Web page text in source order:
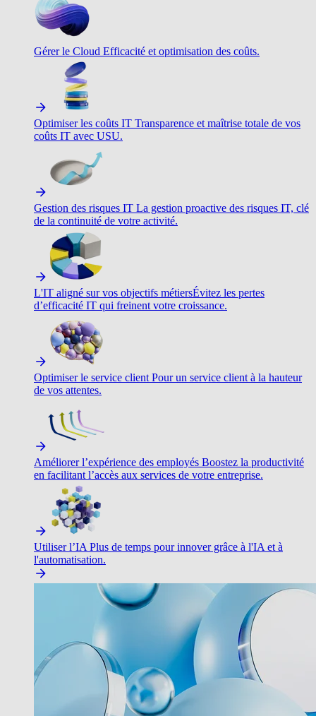
Gérer le Cloud Efficacité et optimisation des coûts.
Optimiser les coûts IT Transparence et maîtrise totale de vos
coûts IT avec USU.
Gestion des risques IT La gestion proactive des risques IT, clé
de la continuité de votre activité.
L'IT aligné sur vos objectifs métiersÉvitez les pertes
d’efficacité IT qui freinent votre croissance.
Optimiser le service client Pour un service client à la hauteur
de vos attentes.
Améliorer l’expérience des employés Boostez la productivité
en facilitant l’accès aux services de votre entreprise.
Utiliser l’IA Plus de temps pour innover grâce à l'IA et à
l'automatisation.